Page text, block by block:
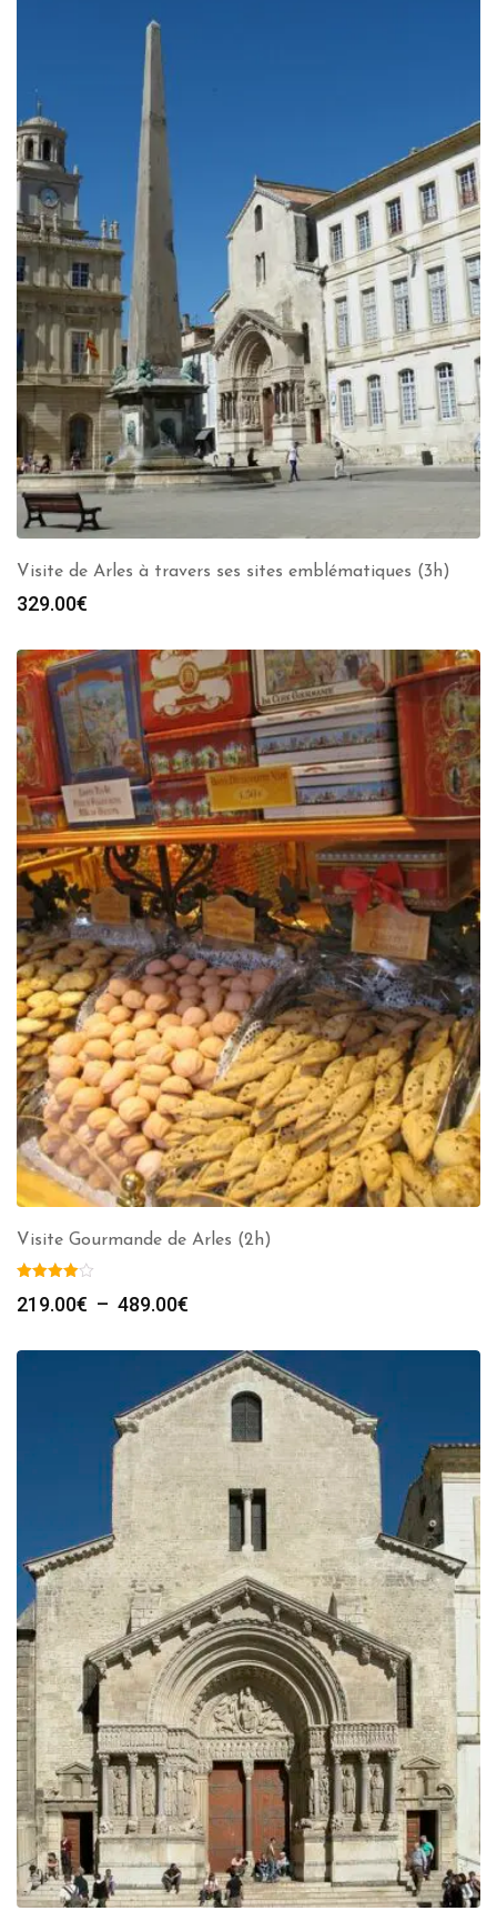
Visite de Arles à travers ses sites emblématiques (3h)
329.00€
Visite Gourmande de Arles (2h)
219.00€ – 489.00€
prix :
219.00€
à
489.00€